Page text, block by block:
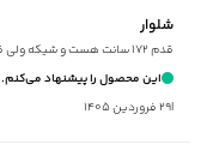
جنس پارچه
دارد
شلوار
قدم ۱۷۲ سانت هست و شیکه ولی قیمتش با توجه به کار کمی بالاست ، ولی دوخت خوبی داره
این محصول را پیشنهاد می‌کنم.
|۲۹ فروردین ۱۴۰۵